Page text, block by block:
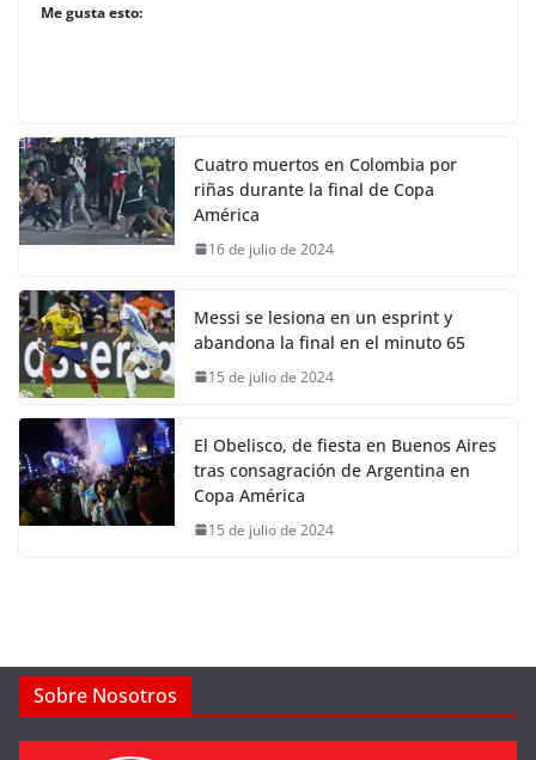
Me gusta esto:
Cuatro muertos en Colombia por
riñas durante la final de Copa
América
16 de julio de 2024
Messi se lesiona en un esprint y
abandona la final en el minuto 65
15 de julio de 2024
El Obelisco, de fiesta en Buenos Aires
tras consagración de Argentina en
Copa América
15 de julio de 2024
Sobre Nosotros